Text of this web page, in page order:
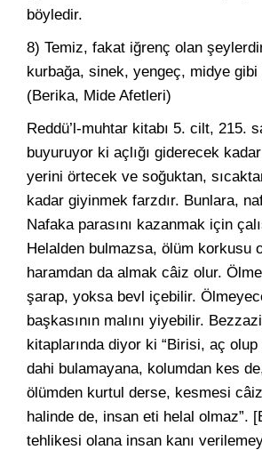
böyledir.
8) Temiz, fakat iğrenç olan
kurbağa, sinek, yengeç, midye gibi
(Berika, Mide Afetleri)
Reddü’l-muhtar kitabı 5. cilt, 215.
buyuruyor ki açlığı giderecek
yerini örtecek ve soğuktan,
kadar giyinmek farzdır. Bunlara,
Nafaka parasını kazanmak için
Helalden bulmazsa, ölüm korkusu
haramdan da almak câiz olur.
şarap, yoksa bevl içebilir.
başkasının malını yiyebilir.
kitaplarında diyor ki “Birisi, aç
dahi bulamayana, kolumdan kes
ölümden kurtul derse, kesmesi
halinde de, insan eti helal olmaz”.
tehlikesi olana insan kanı